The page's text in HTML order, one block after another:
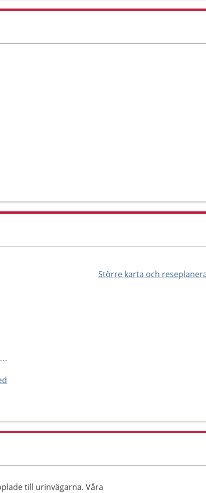
Större karta och
http://www.nusjukvarden.se/avdelningar-och-mottagningar/urologmottagning/
till urinvägarna. Våra